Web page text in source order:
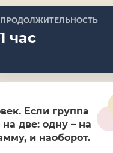
ПРОДОЛЖИТЕЛЬНОСТЬ
1 час
Если группа
две: одну – на
и наоборот.